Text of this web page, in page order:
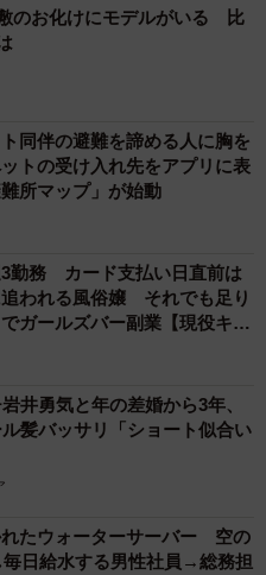
のお化けにモデルがいる 比
同伴の避難を諦める人に胸を
の受け入れ先をアプリに表
所マップ」が始動
3勤務 カード支払い日直前は
われる風俗嬢 それでも足り
ガールズバー副業【現役キャ
井勇気と年の差婚から3年、
髪バッサリ「ショート似合い
れたウォーターサーバー 空の
日給水する男性社員→総務担